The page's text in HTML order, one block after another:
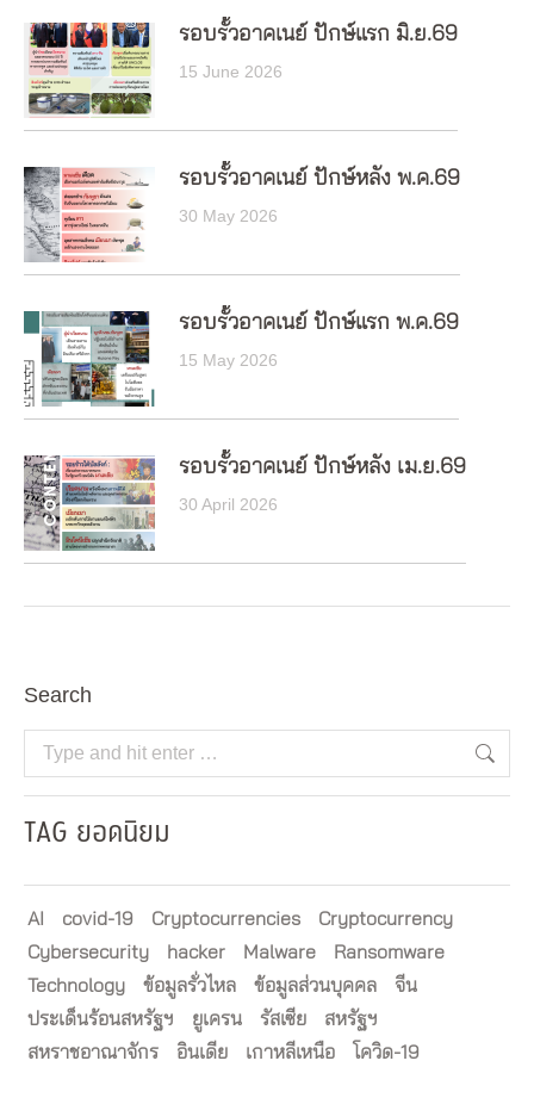
รอบรั้วอาคเนย์ ปักษ์แรก มิ.ย.69
15 June 2026
รอบรั้วอาคเนย์ ปักษ์หลัง พ.ค.69
30 May 2026
รอบรั้วอาคเนย์ ปักษ์แรก พ.ค.69
15 May 2026
รอบรั้วอาคเนย์ ปักษ์หลัง เม.ย.69
30 April 2026
Search
Search:
TAG ยอดนิยม
AI covid-19 Cryptocurrencies
Cryptocurrency
Cybersecurity
hacker Malware
Ransomware
Technology
ข้อมูลรั่วไหล ข้อมูลส่วนบุคคล
จีน
ประเด็นร้อนสหรัฐฯ
ยูเครน รัสเซีย
สหรัฐฯ
สหราชอาณาจักร
อินเดีย เกาหลีเหนือ โควิด-19